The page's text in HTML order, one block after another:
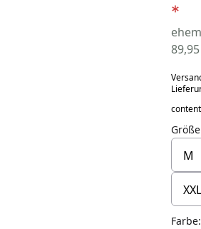
*
Größe
M
XXL
Farbe: